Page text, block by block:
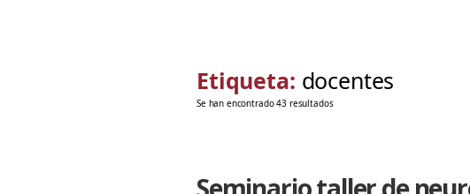
Etiqueta: docentes
Se han encontrado 43 resultados